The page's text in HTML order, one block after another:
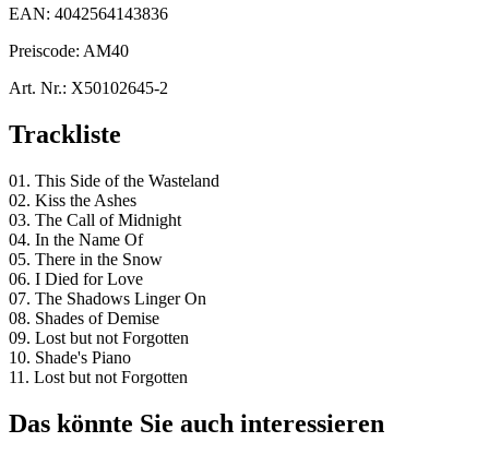
EAN: 4042564143836
Preiscode: AM40
Art. Nr.: X50102645-2
Trackliste
01. This Side of the Wasteland
02. Kiss the Ashes
03. The Call of Midnight
04. In the Name Of
05. There in the Snow
06. I Died for Love
07. The Shadows Linger On
08. Shades of Demise
09. Lost but not Forgotten
10. Shade's Piano
11. Lost but not Forgotten
Das könnte Sie auch interessieren